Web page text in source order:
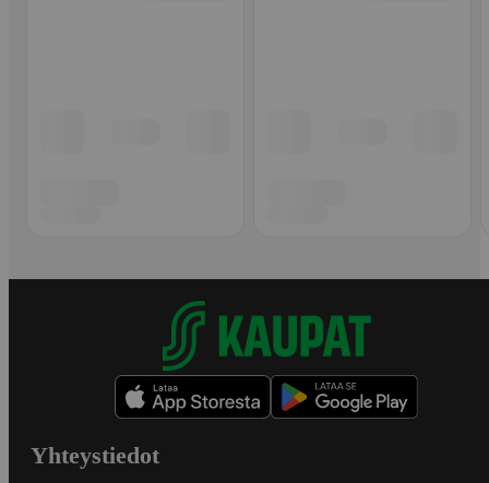
Yhteystiedot